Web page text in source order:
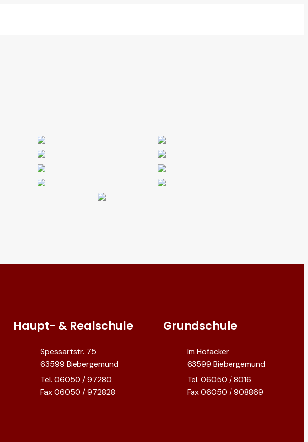
Haupt- & Realschule
Spessartstr. 75
63599 Biebergemünd
Tel. 06050 / 97280
Fax 06050 / 972828
Grundschule
Im Hofacker
63599 Biebergemünd
Tel. 06050 / 8016
Fax 06050 / 908869